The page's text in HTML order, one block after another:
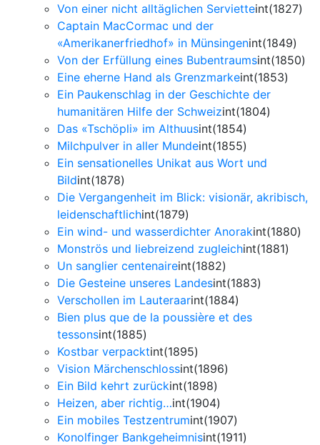
Von einer nicht alltäglichen Servietteint(1827)
Captain MacCormac und der
«Amerikanerfriedhof» in Münsingenint(1849)
Von der Erfüllung eines Bubentraumsint(1850)
Eine eherne Hand als Grenzmarkeint(1853)
Ein Paukenschlag in der Geschichte der
humanitären Hilfe der Schweizint(1804)
Das «Tschöpli» im Althuusint(1854)
Milchpulver in aller Mundeint(1855)
Ein sensationelles Unikat aus Wort und
Bildint(1878)
Die Vergangenheit im Blick: visionär, akribisch,
leidenschaftlichint(1879)
Ein wind- und wasserdichter Anorakint(1880)
Monströs und liebreizend zugleichint(1881)
Un sanglier centenaireint(1882)
Die Gesteine unseres Landesint(1883)
Verschollen im Lauteraarint(1884)
Bien plus que de la poussière et des
tessonsint(1885)
Kostbar verpacktint(1895)
Vision Märchenschlossint(1896)
Ein Bild kehrt zurückint(1898)
Heizen, aber richtig…int(1904)
Ein mobiles Testzentrumint(1907)
Konolfinger Bankgeheimnisint(1911)